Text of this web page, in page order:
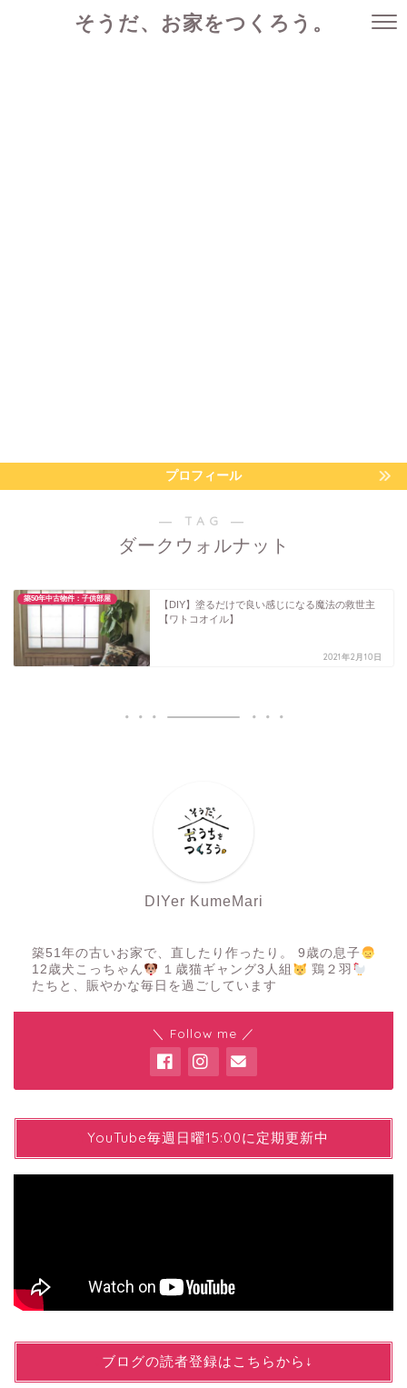
そうだ、お家をつくろう。
プロフィール
― TAG ―
ダークウォルナット
築50年中古物件：子供部屋
【DIY】塗るだけで良い感じになる魔法の救世主
【ワトコオイル】
2021年2月10日
DIYer KumeMari
築51年の古いお家で、直したり作ったり。 9歳の息子
12歳犬こっちゃん
１歳猫ギャング3人組
鶏２羽
たちと、賑やかな毎日を過ごしています
＼ Follow me ／
YYouTube毎週日曜15:00に定期更新中
↓ブログの読者登録はこちらから↓